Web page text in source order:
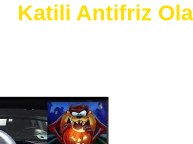
Katili Antifriz